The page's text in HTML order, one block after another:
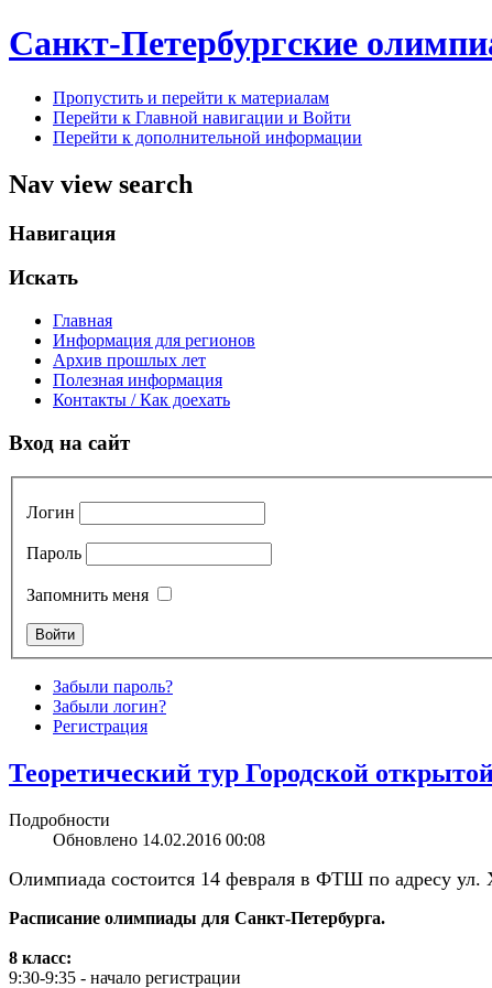
Санкт-Петербургские
Пропустить и перейти к материалам
Перейти к Главной навигации и Войти
Перейти к дополнительной информации
Nav view search
Навигация
Искать
Главная
Информация для регионов
Архив прошлых лет
Полезная информация
Контакты / Как доехать
Вход на сайт
Логин
Пароль
Запомнить меня
Забыли пароль?
Забыли логин?
Регистрация
Теоретический тур Городской
Подробности
Обновлено 14.02.2016 00:08
Олимпиада состоится 14 февраля в ФТШ по адресу ул.
Расписание олимпиады для Санкт-Петербурга.
8 класс:
9:30-9:35 - начало регистрации